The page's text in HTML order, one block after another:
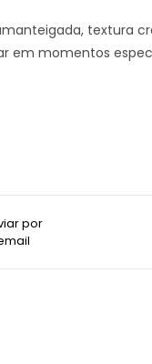
textura
em momentos
por